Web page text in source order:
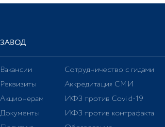
ЗАВОД
Вакансии
Реквизиты
Акционерам
Документы
Сотрудничество с гидами
Аккредитация СМИ
ИФЗ против Covid-19
ИФЗ против контрафакта